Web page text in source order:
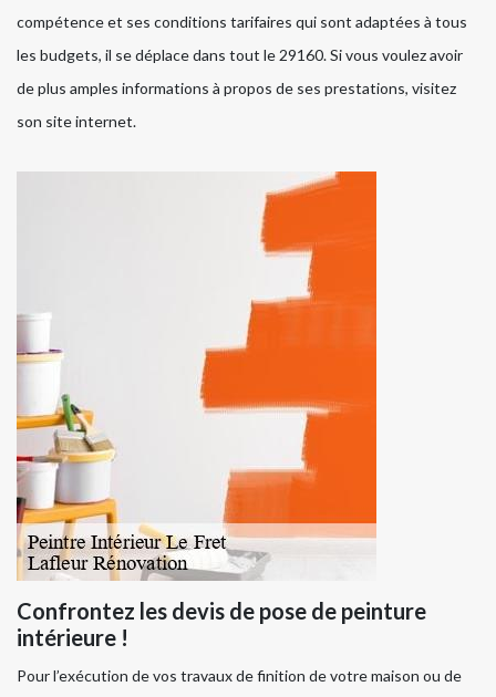
compétence et ses conditions tarifaires qui sont adaptées à tous
les budgets, il se déplace dans tout le 29160. Si vous voulez avoir
de plus amples informations à propos de ses prestations, visitez
son site internet.
Confrontez les devis de pose de peinture
intérieure !
Pour l’exécution de vos travaux de finition de votre maison ou de